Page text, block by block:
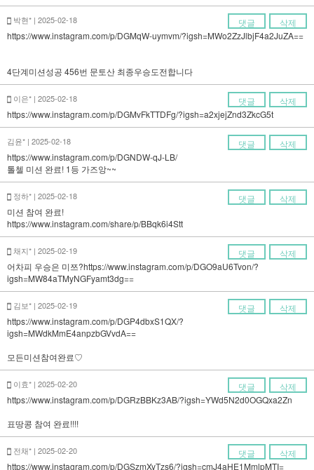
박현* | 2025-02-18 삭제
댓글
https://www.instagram.com/p/DGMqW-uymvm/?igsh=MWo2ZzJlbjF4a2JuZA==
4단계미션성공 456번 문토산 최종우승도전합니다
이은* | 2025-02-18 삭제
댓글
https://www.instagram.com/p/DGMvFkTTDFg/?igsh=a2xjejZnd3ZkcG5t
김윤* | 2025-02-18 삭제
댓글
https://www.instagram.com/p/DGNDW-qJ-LB/
톨첼 미션 완료! 1등 가즈앙~~
정하* | 2025-02-18 삭제
댓글
미션 참여 완료!
https://www.instagram.com/share/p/BBqk6i4Stt
채지* | 2025-02-19 삭제
댓글
어차피 우승은 미쯔?https://www.instagram.com/p/DGO9aU6Tvon/?
igsh=MW84aTMyNGFyamt3dg==
김보* | 2025-02-19 삭제
댓글
https://www.instagram.com/p/DGP4dbxS1QX/?
igsh=MWdkMmE4anpzbGVvdA==
모든미션참여완료♡
이효* | 2025-02-20 삭제
댓글
https://www.instagram.com/p/DGRzBBKz3AB/?igsh=YWd5N2d0OGQxa2Zn
표땅콩 참여 완료!!!!
전채* | 2025-02-20 삭제
댓글
https://www.instagram.com/p/DGSzmXyTzs6/?igsh=cmJ4aHE1MmlpMTI=